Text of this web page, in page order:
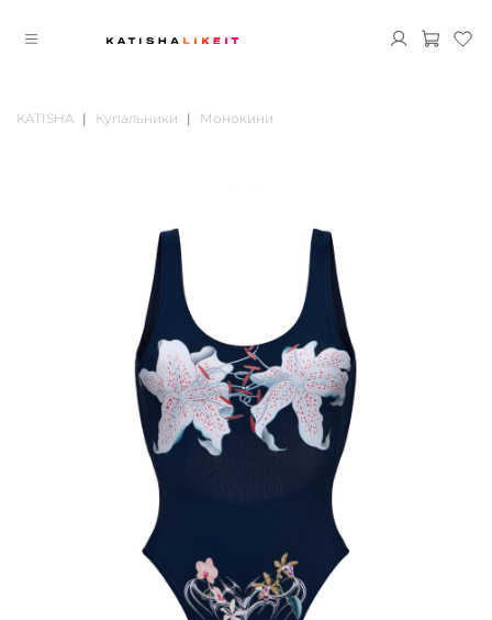
KATISHA Купальники Монокини